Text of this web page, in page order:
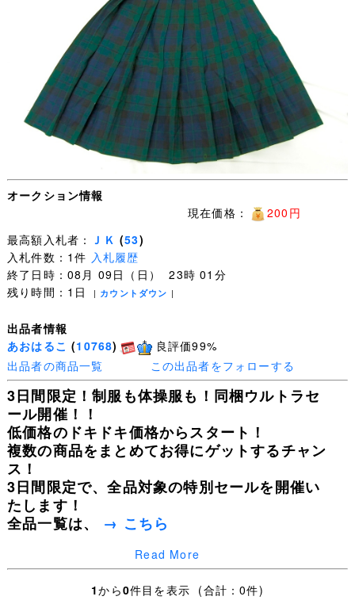
オークション情報
現在価格：
200円
最高額入札者： ＪＫ (53)
入札件数：1件 入札履歴
終了日時：08月 09日（日） 23時 01分
残り時間：1日
| カウントダウン |
出品者情報
あおはるこ (10768)
良評価99%
出品者の商品一覧
この出品者をフォローする
3日間限定！制服も体操服も！同梱ウルトラセ
ール開催！！
低価格のドキドキ価格からスタート！
複数の商品をまとめてお得にゲットするチャン
ス！
3日間限定で、全品対象の特別セールを開催い
たします！
全品一覧は、
→ こちら
皆様の入札を心よりお待ちしております！
Read More
1から0件目を表示 (合計：0件)